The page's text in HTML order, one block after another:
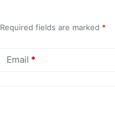
Required fields are marked *
Email *